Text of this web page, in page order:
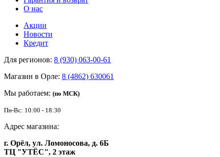
О нас
Акции
Новости
Кредит
Для регионов: 8 (930) 063-00-61
Магазин в Орле: 8 (4862) 630061
Мы работаем: (по МСК)
Пн-Вс: 10:00 - 18:30
Адрес магазина:
г. Орёл, ул. Ломоносова, д. 6Б
ТЦ "УТЁС", 2 этаж